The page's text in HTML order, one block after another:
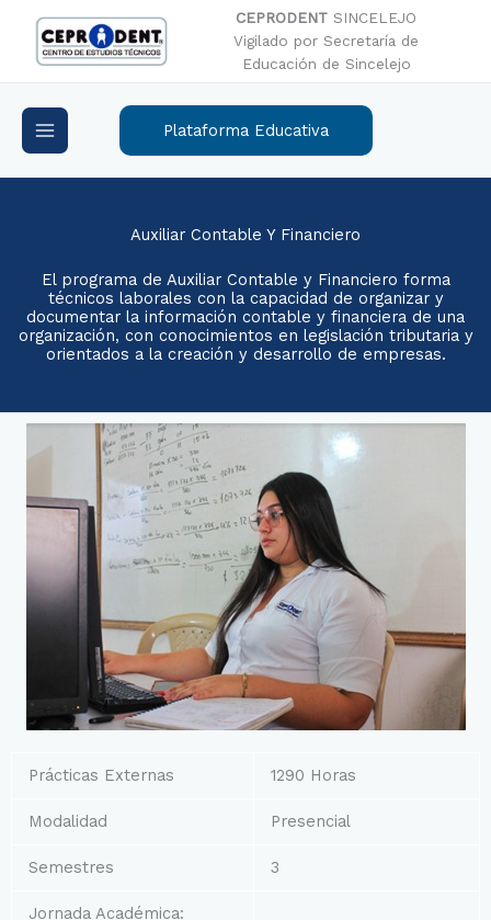
contenido
CEPRODENT SINCELEJO
Vigilado por Secretaría de
Educación de Sincelejo
Plataforma Educativa
Auxiliar Contable Y Financiero
El programa de Auxiliar Contable y Financiero forma
técnicos laborales con la capacidad de organizar y
documentar la información contable y financiera de una
organización, con conocimientos en legislación tributaria y
orientados a la creación y desarrollo de empresas.
Prácticas Externas 1290 Horas
Modalidad Presencial
Semestres 3
Jornada Académica: